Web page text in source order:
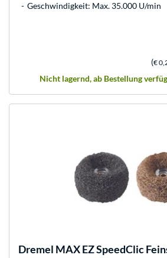
Geschwindigkeit: Max. 35.000 U/min
(€
Nicht lagernd, ab Bestellung
Dremel MAX EZ SpeedClic